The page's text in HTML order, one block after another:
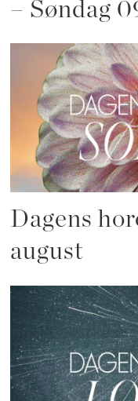
– Søndag
Dagens
august